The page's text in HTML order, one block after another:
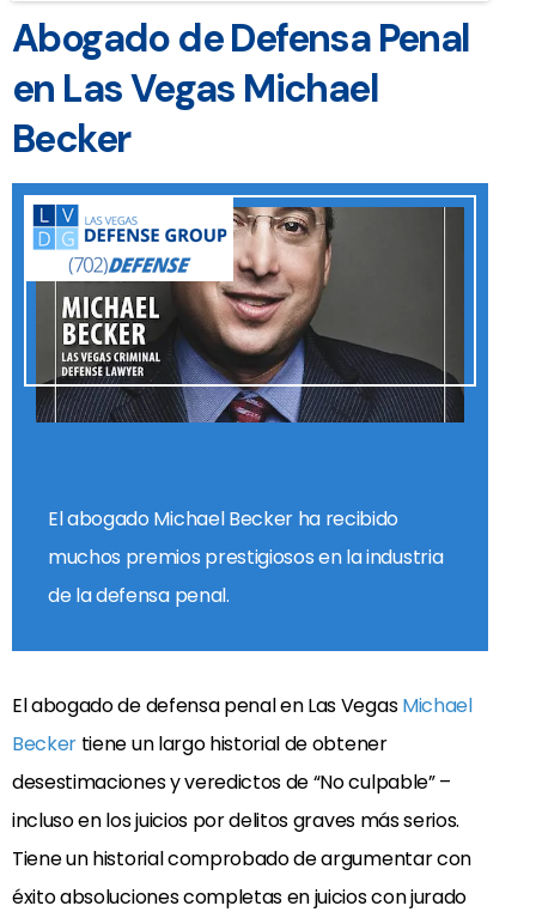
Abogado de Defensa Penal
en Las Vegas Michael
Becker
El abogado Michael Becker ha recibido
muchos premios prestigiosos en la industria
de la defensa penal.
El abogado de defensa penal en Las VegasMichael
Becker tiene un largo historial de obtener
desestimaciones y veredictos de “No culpable” –
incluso en los juicios por delitos graves más serios.
Tiene un historial comprobado de argumentar con
éxito absoluciones completas en juicios con jurado